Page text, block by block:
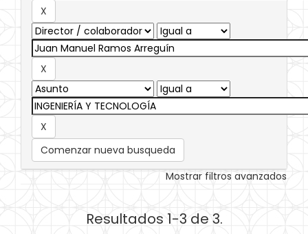
Comenzar nueva busqueda
Mostrar filtros avanzados
Resultados 1-3 de 3.